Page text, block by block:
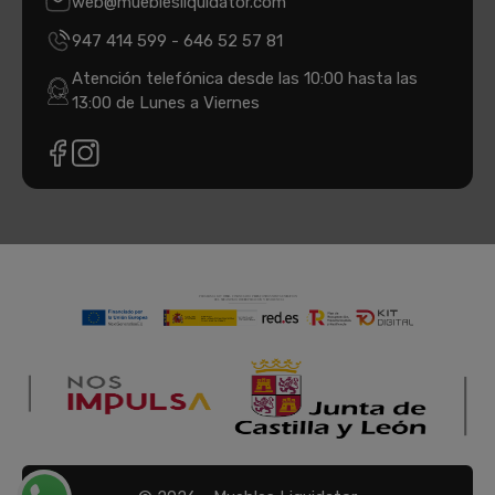
947 414 599 - 646 52 57 81
Atención telefónica desde las 10:00 hasta las
13:00 de Lunes a Viernes